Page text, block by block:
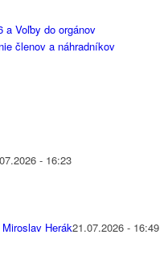
a Voľby do orgánov
členov a náhradníkov
- 16:23
Herák21.07.2026 - 16:49